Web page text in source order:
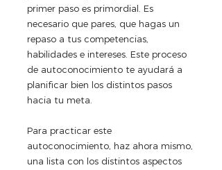
primer paso es primordial. Es
necesario que pares, que hagas un
repaso a tus competencias,
habilidades e intereses. Este proceso
de autoconocimiento te ayudará a
planificar bien los distintos pasos
hacia tu meta.
Para practicar este
autoconocimiento, haz ahora mismo,
una lista con los distintos aspectos